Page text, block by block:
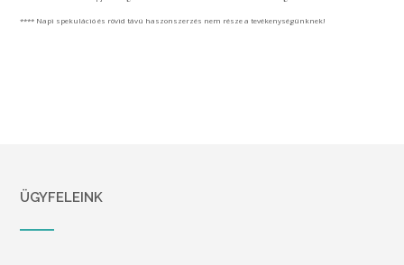
**** Napi spekuláció és rövid távú haszonszerzés nem része a tevékenységünknek!
ÜGYFELEINK